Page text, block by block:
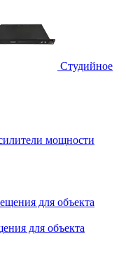
Студийное
мощности
для объекта
для объекта